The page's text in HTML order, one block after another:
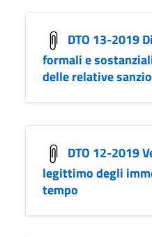
DTO 13-2019
formali e
delle relative
DTO 12-2019
legittimo degli
tempo